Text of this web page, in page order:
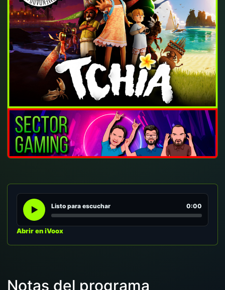
Listo para escuchar 0:00
Abrir en iVoox
Notas del programa